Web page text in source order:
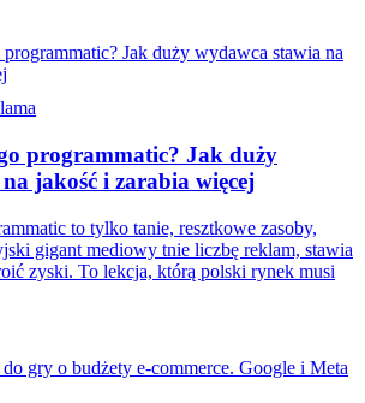
programmatic? Jak duży
jakość i zarabia więcej
to tylko tanie, resztkowe zasoby,
gigant mediowy tnie liczbę reklam, stawia
zyski. To lekcja, którą polski rynek musi